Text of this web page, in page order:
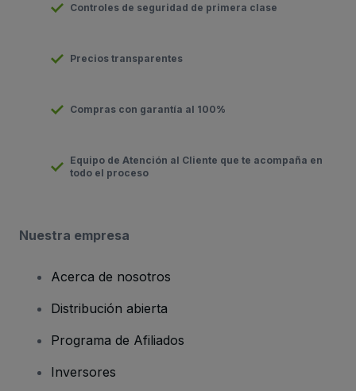
Controles de seguridad de primera clase
Precios transparentes
Compras con garantía al 100%
Equipo de Atención al Cliente que te acompaña en
todo el proceso
Nuestra empresa
Acerca de nosotros
Distribución abierta
Programa de Afiliados
Inversores